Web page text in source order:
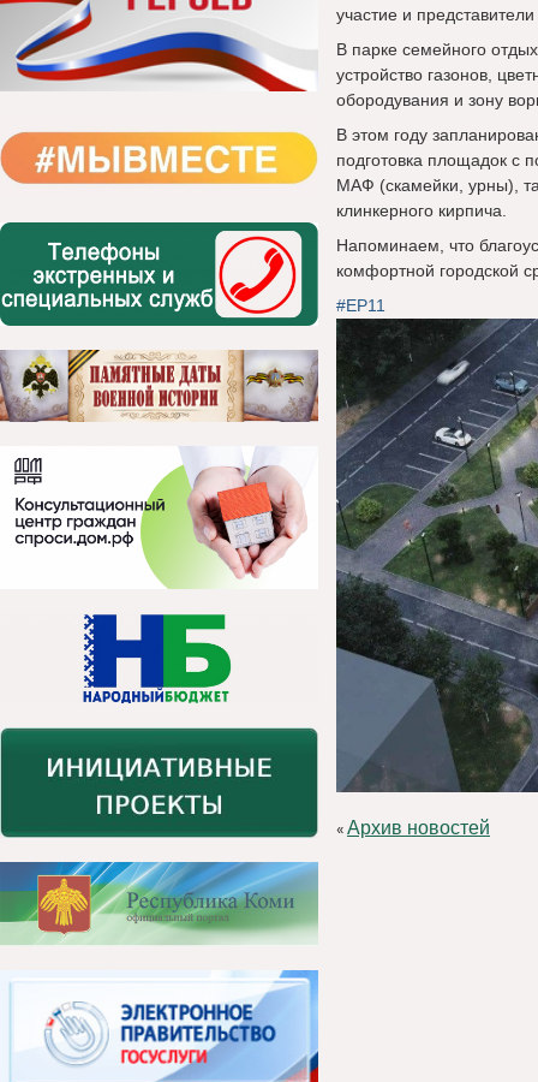
участие и
В парке семейного
устройство газонов,
обородувания и зону
В этом году
подготовка площадок с
МАФ (скамейки, урны),
клинкерного кирпича.
Напоминаем, что
комфортной городской
#ЕР11
«Архив новостей